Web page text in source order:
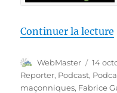
Continuer la lecture
Auteur
WebMaster
Publié
le
14
Reporter, Podcast,
maçonniques, Fabrice